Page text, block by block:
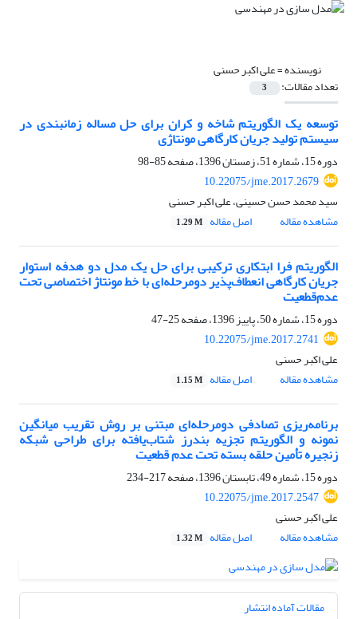
نویسنده =علی اکبر حسنی
تعداد مقالات: 3
توسعه یک الگوریتم شاخه و کران برای حل مساله زمانبندی در
سیستم تولید جریان کارگاهی مونتاژی
دوره 15، شماره 51، زمستان 1396، صفحه
85-98
10.22075/jme.2017.2679
سید محمد حسن حسینی، علی اکبر حسنی
مشاهده مقاله
اصل مقاله 1.29 M
الگوریتم فرا ابتکاری ترکیبی برای حل یک مدل دو هدفه استوار
جریان کارگاهی انعطاف‌پذیر دومرحله‌ای با خط مونتاژ اختصاصی تحت
عدم‌قطعیت
دوره 15، شماره 50، پاییز 1396، صفحه
25-47
10.22075/jme.2017.2741
علی اکبر حسنی
مشاهده مقاله
اصل مقاله 1.15 M
برنامه‌ریزی تصادفی دومرحله‌ای مبتنی بر روش تقریب میانگین
نمونه و الگوریتم تجزیه بندرز شتاب‌یافته برای طراحی شبکه
زنجیره تأمین حلقه بسته تحت عدم قطعیت
دوره 15، شماره 49، تابستان 1396، صفحه
217-234
10.22075/jme.2017.2547
علی اکبر حسنی
مشاهده مقاله
اصل مقاله 1.32 M
مقالات آماده انتشار